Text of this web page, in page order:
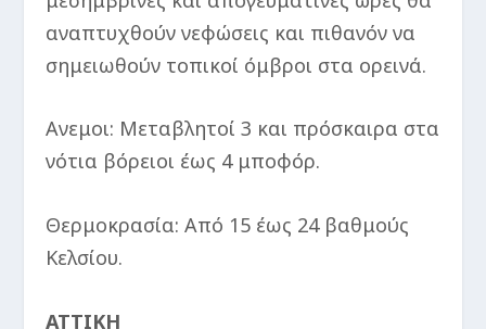
αναπτυχθούν νεφώσεις και πιθανόν να
σημειωθούν τοπικοί όμβροι στα ορεινά.
Ανεμοι: Μεταβλητοί 3 και πρόσκαιρα στα
νότια βόρειοι έως 4 μποφόρ.
Θερμοκρασία: Από 15 έως 24 βαθμούς
Κελσίου.
ΑΤΤΙΚΗ